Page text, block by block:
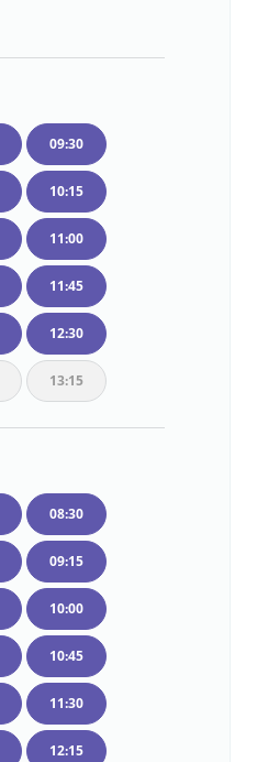
09:30
10:15
11:00
11:45
12:30
13:15
08:30
09:15
10:00
10:45
11:30
12:15